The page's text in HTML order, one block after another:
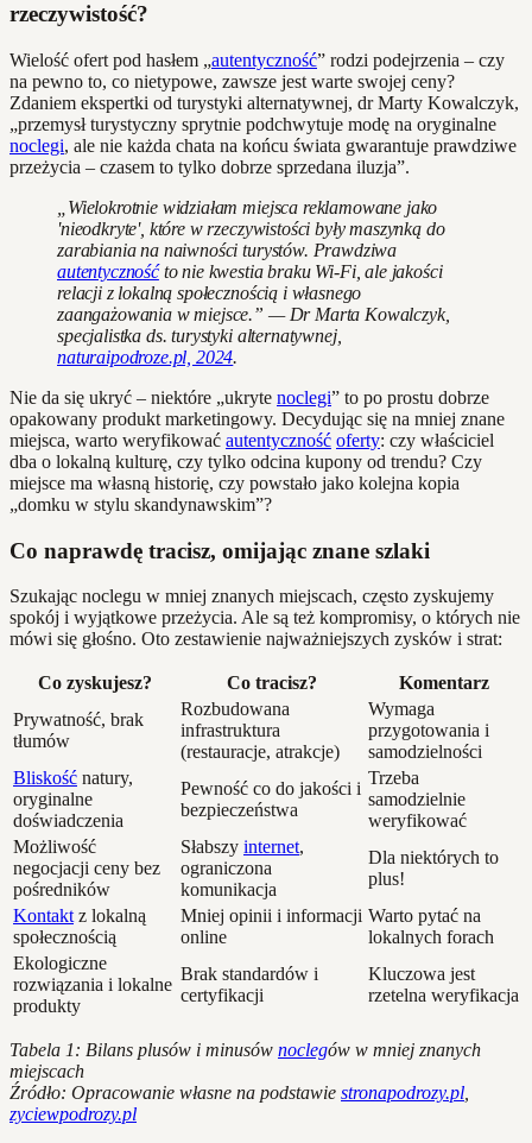
rzeczywistość?
Wielość ofert pod hasłem „autentyczność” rodzi podejrzenia – czy
na pewno to, co nietypowe, zawsze jest warte swojej ceny?
Zdaniem ekspertki od turystyki alternatywnej, dr Marty Kowalczyk,
„przemysł turystyczny sprytnie podchwytuje modę na oryginalne
noclegi, ale nie każda chata na końcu świata gwarantuje prawdziwe
przeżycia – czasem to tylko dobrze sprzedana iluzja”.
„Wielokrotnie widziałam miejsca reklamowane jako
'nieodkryte', które w rzeczywistości były maszynką do
zarabiania na naiwności turystów. Prawdziwa
autentycznośćto nie kwestia braku Wi-Fi, ale jakości
relacji z lokalną społecznością i własnego
zaangażowania w miejsce.” — Dr Marta Kowalczyk,
specjalistka ds. turystyki alternatywnej,
naturaipodroze.pl, 2024.
Nie da się ukryć – niektóre „ukryte noclegi” to po prostu dobrze
opakowany produkt marketingowy. Decydując się na mniej znane
miejsca, warto weryfikować autentyczność oferty: czy właściciel
dba o lokalną kulturę, czy tylko odcina kupony od trendu? Czy
miejsce ma własną historię, czy powstało jako kolejna kopia
„domku w stylu skandynawskim”?
Co naprawdę tracisz, omijając znane szlaki
Szukając noclegu w mniej znanych miejscach, często zyskujemy
spokój i wyjątkowe przeżycia. Ale są też kompromisy, o których nie
mówi się głośno. Oto zestawienie najważniejszych zysków i strat:
Co zyskujesz? Co tracisz?
Komentarz
Prywatność, brak
tłumów
Rozbudowana
infrastruktura
(restauracje, atrakcje)
Wymaga
przygotowania i
samodzielności
Bliskość natury,
oryginalne
doświadczenia
Pewność co do jakości i
bezpieczeństwa
Trzeba
samodzielnie
weryfikować
Możliwość
negocjacji ceny bez
pośredników
Słabszy internet,
ograniczona
komunikacja
Dla niektórych to
plus!
Kontakt z lokalną
społecznością
Mniej opinii i informacji
online
Warto pytać na
lokalnych forach
Ekologiczne
rozwiązania i lokalne
produkty
Brak standardów i
certyfikacji
Kluczowa jest
rzetelna weryfikacja
Tabela 1: Bilans plusów i minusów noclegów w mniej znanych
miejscach
Źródło: Opracowanie własne na podstawie stronapodrozy.pl
zyciewpodrozy.pl